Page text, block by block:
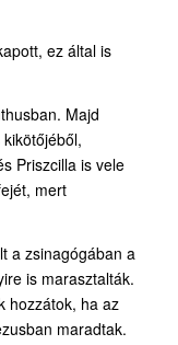
ez által is
Majd
Priszcilla is vele
mert
a zsinagógában a
is marasztalták.
hozzátok, ha az
maradtak.